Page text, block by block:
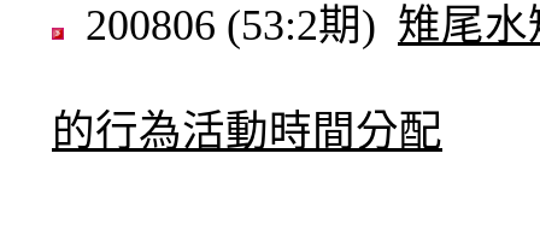
200806 (53:2期) 雉尾
的行為活動時間分配